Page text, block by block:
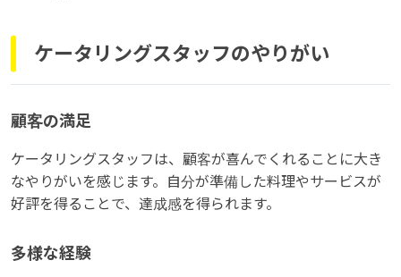
ケータリングスタッフのやりがい
顧客の満足
ケータリングスタッフは、顧客が喜んでくれることに大き
なやりがいを感じます。自分が準備した料理やサービスが
好評を得ることで、達成感を得られます。
多様な経験